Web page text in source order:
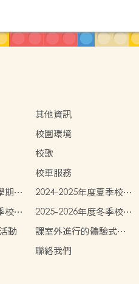
其他資訊
校園環境
校歌
校車服務
期學
2024-2025年度夏季校服
費用
校服
2025-2026年度冬季校服
費用
動
課室外進行的體驗式學
習活動天地
聯絡我們